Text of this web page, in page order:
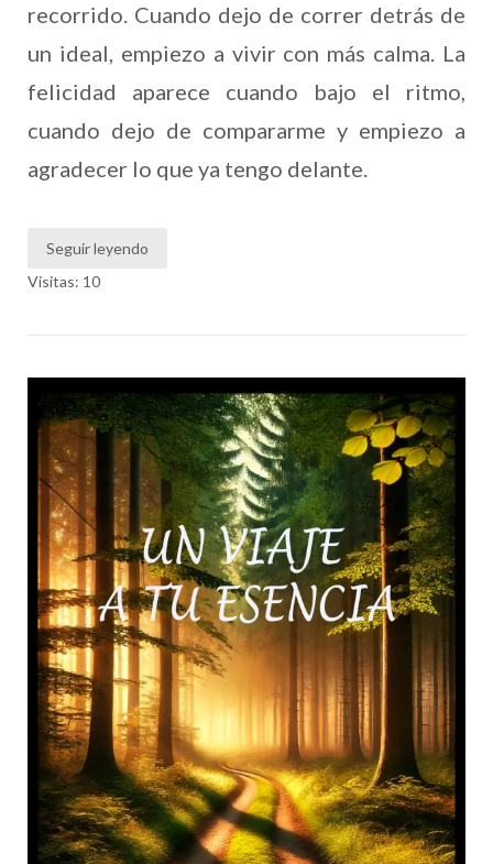
recorrido. Cuando dejo de correr detrás de
un ideal, empiezo a vivir con más calma. La
felicidad aparece cuando bajo el ritmo,
cuando dejo de compararme y empiezo a
agradecer lo que ya tengo delante.
Seguir leyendo
Visitas: 10